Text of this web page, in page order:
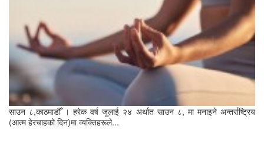
साउन ८,काठमाडौँ । हरेक वर्ष जुलाई २४ अर्थात साउन ८, मा मनाइने अन्तर्राष्ट्रिय
(आत्म हेरचाहको दिन)मा व्यक्तिहरूले...